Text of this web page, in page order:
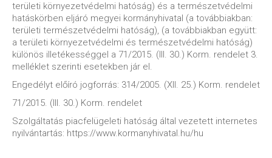
területi környezetvédelmi hatóság) és a természetvédelmi
hatáskörben eljáró megyei kormányhivatal (a továbbiakban:
területi természetvédelmi hatóság), (a továbbiakban együtt:
a területi környezetvédelmi és természetvédelmi hatóság)
különös illetékességgel a 71/2015. (III. 30.) Korm. rendelet 3.
melléklet szerinti esetekben jár el.
Engedélyt előíró jogforrás: 314/2005. (XII. 25.) Korm. rendelet
71/2015. (III. 30.) Korm. rendelet
Szolgáltatás piacfelügeleti hatóság által vezetett internetes
nyilvántartás: https://www.kormanyhivatal.hu/hu